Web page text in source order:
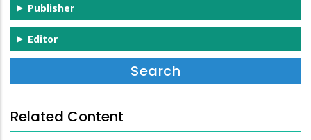
Publisher
Editor
Related Content